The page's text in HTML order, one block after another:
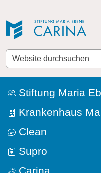
Website
durchsuchen
Stiftung Maria
Krankenhaus
Clean
Supro